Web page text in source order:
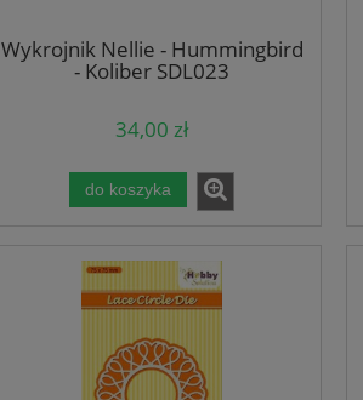
Wykrojnik Nellie - Hummingbird
- Koliber SDL023
34,00 zł
do koszyka